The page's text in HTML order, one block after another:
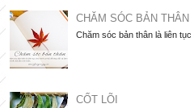
CHĂM SÓC BẢN THÂN
Chăm sóc bản thân là liên
CỐT LÕI